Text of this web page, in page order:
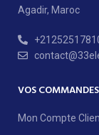
Agadir, Maroc
VOS
Mon Compte